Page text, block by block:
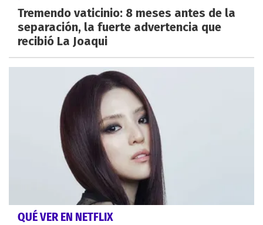
Tremendo vaticinio: 8 meses antes de la
separación, la fuerte advertencia que
recibió La Joaqui
QUÉ VER EN NETFLIX